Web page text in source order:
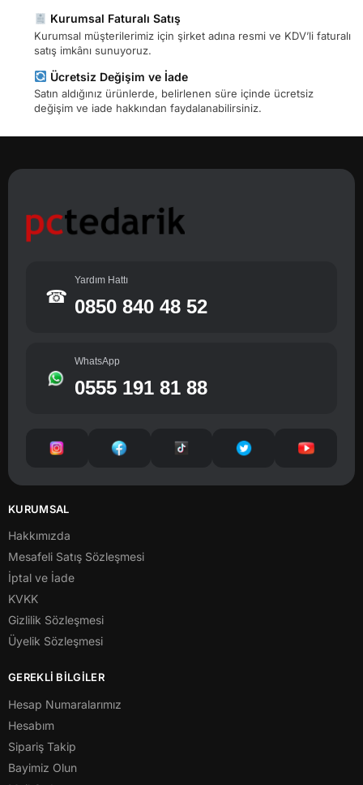
Kurumsal Faturalı Satış
Kurumsal müşterilerimiz için şirket adına resmi ve KDV’li faturalı
satış imkânı sunuyoruz.
Ücretsiz Değişim ve İade
Satın aldığınız ürünlerde, belirlenen süre içinde ücretsiz
değişim ve iade hakkından faydalanabilirsiniz.
☎
Yardım Hattı
0850 840 48 52
WhatsApp
0555 191 81 88
KURUMSAL
Hakkımızda
Mesafeli Satış Sözleşmesi
İptal ve İade
KVKK
Gizlilik Sözleşmesi
Üyelik Sözleşmesi
GEREKLİ BİLGİLER
Hesap Numaralarımız
Hesabım
Sipariş Takip
Bayimiz Olun